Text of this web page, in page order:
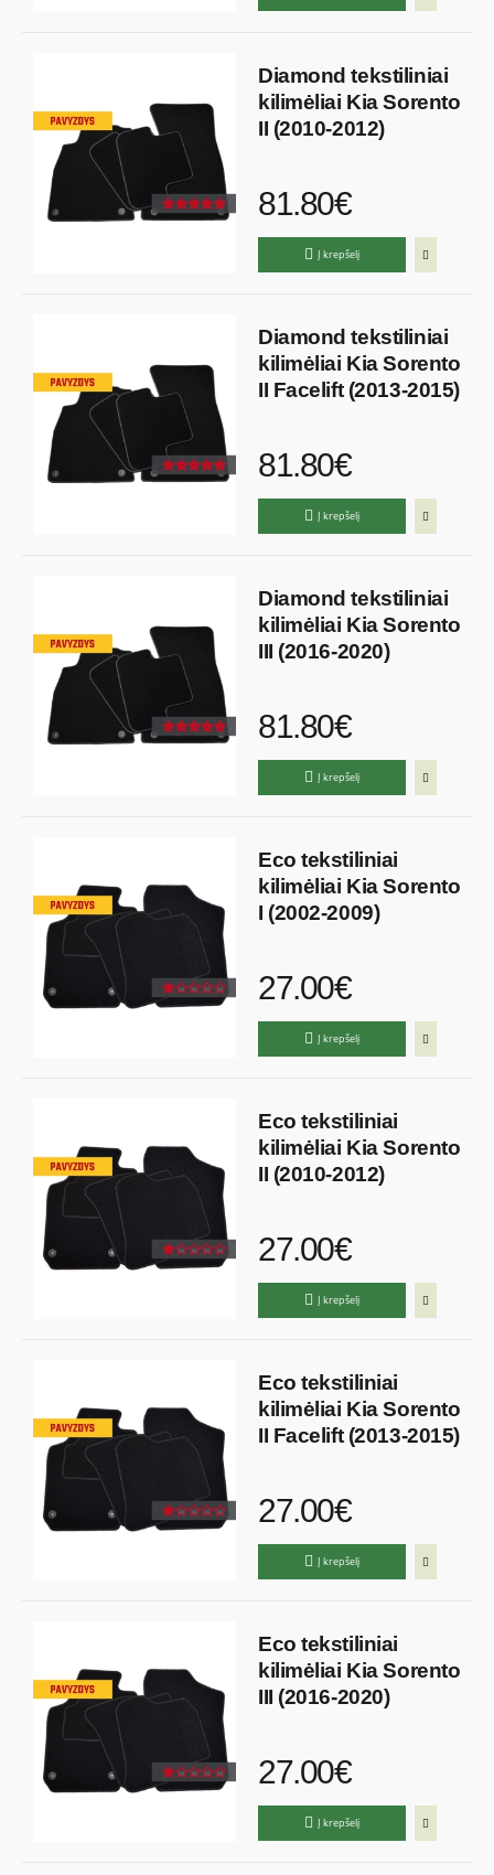
Diamond tekstiliniai
kilimėliai Kia Sorento
II (2010-2012)
81.80€
Į krepšelį
Diamond tekstiliniai
kilimėliai Kia Sorento
II Facelift (2013-2015)
81.80€
Į krepšelį
Diamond tekstiliniai
kilimėliai Kia Sorento
III (2016-2020)
81.80€
Į krepšelį
Eco tekstiliniai
kilimėliai Kia Sorento
I (2002-2009)
27.00€
Į krepšelį
Eco tekstiliniai
kilimėliai Kia Sorento
II (2010-2012)
27.00€
Į krepšelį
Eco tekstiliniai
kilimėliai Kia Sorento
II Facelift (2013-2015)
27.00€
Į krepšelį
Eco tekstiliniai
kilimėliai Kia Sorento
III (2016-2020)
27.00€
Į krepšelį